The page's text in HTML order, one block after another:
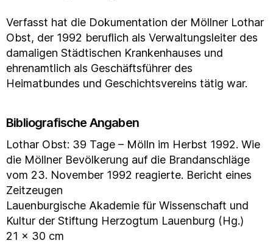
Verfasst hat die Dokumentation der Möllner Lothar
Obst, der 1992 beruflich als Verwaltungsleiter des
damaligen Städtischen Krankenhauses und
ehrenamtlich als Geschäftsführer des
Heimatbundes und Geschichtsvereins tätig war.
Bibliografische Angaben
Lothar Obst: 39 Tage – Mölln im Herbst 1992. Wie
die Möllner Bevölkerung auf die Brandanschläge
vom 23. November 1992 reagierte. Bericht eines
Zeitzeugen
Lauenburgische Akademie für Wissenschaft und
Kultur der Stiftung Herzogtum Lauenburg (Hg.)
21 x 30 cm